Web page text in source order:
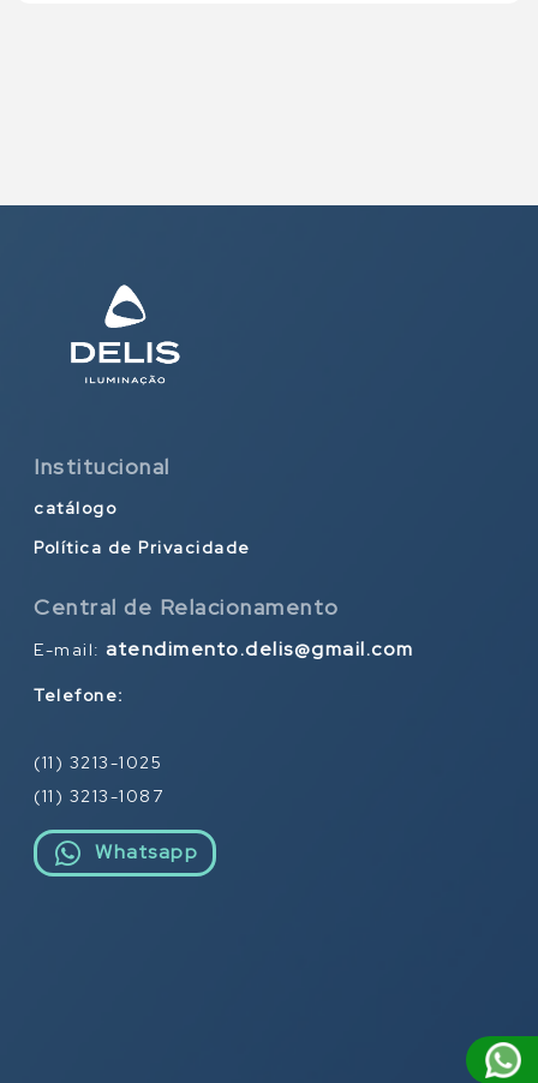
Institucional
catálogo
Política de Privacidade
Central de Relacionamento
E-mail: atendimento.delis@gmail.com
Telefone:
(11) 3213-1025
(11) 3213-1087
Whatsapp